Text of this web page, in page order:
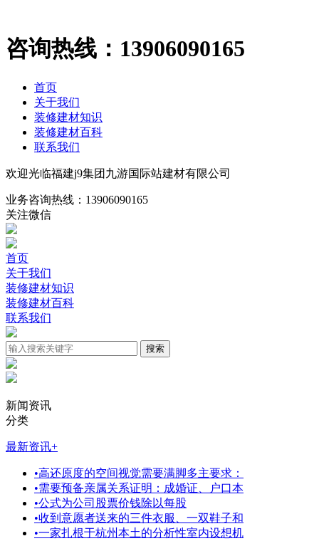
咨询热线： 13906090165
首页
关于我们
装修建材知识
装修建材百科
联系我们
欢迎光临福建j9集团九游国际站建材有限公司
业务咨询热线： 13906090165
关注微信
首页
关于我们
装修建材知识
装修建材百科
联系我们
新闻资讯
分类
最新资讯+
•高还原度的空间视觉需要满脚多主要求：
•需要预备亲属关系证明：成婚证、户口本
•公式为公司股票价钱除以每股
•收到意愿者送来的三件衣服、一双鞋子和
•一家扎根于杭州本土的分析性室内设想机